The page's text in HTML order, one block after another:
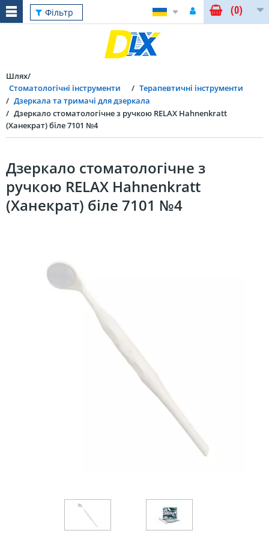
Фільтр (0)
Шлях
Стоматологічні інструменти
Терапевтичні інструменти
Дзеркала та тримачі для дзеркала
Дзеркало стоматологічне з ручкою RELAX Hahnenkratt
(Ханекрат) біле 7101 №4
Дзеркало стоматологічне з
ручкою RELAX Hahnenkratt
(Ханекрат) біле 7101 №4